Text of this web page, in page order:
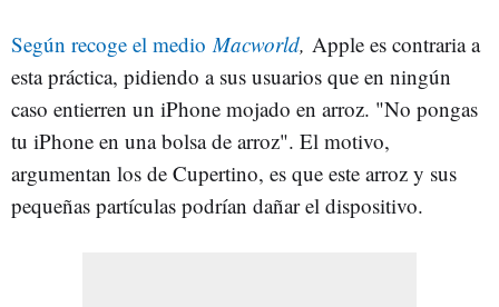
Según recoge el medioMacworld, Apple es contraria a
esta práctica, pidiendo a sus usuarios que en ningún
caso entierren un iPhone mojado en arroz. "No pongas
tu iPhone en una bolsa de arroz". El motivo,
argumentan los de Cupertino, es que este arroz y sus
pequeñas partículas podrían dañar el dispositivo.